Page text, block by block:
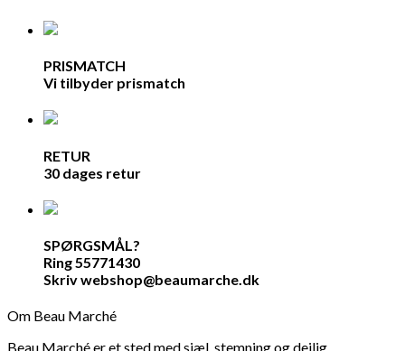
PRISMATCH
Vi tilbyder prismatch
RETUR
30 dages retur
SPØRGSMÅL?
Ring 55771430
Skriv webshop@beaumarche.dk
Om Beau Marché
Beau Marché er et sted med sjæl, stemning og dejlig